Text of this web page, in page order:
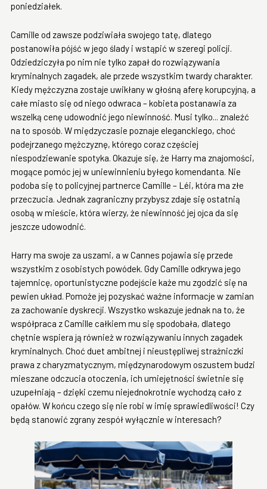
poniedziałek.
Camille od zawsze podziwiała swojego tatę, dlatego
postanowiła pójść w jego ślady i wstąpić w szeregi policji.
Odziedziczyła po nim nie tylko zapał do rozwiązywania
kryminalnych zagadek, ale przede wszystkim twardy charakter.
Kiedy mężczyzna zostaje uwikłany w głośną aferę korupcyjną, a
całe miasto się od niego odwraca – kobieta postanawia za
wszelką cenę udowodnić jego niewinność. Musi tylko... znaleźć
na to sposób. W międzyczasie poznaje eleganckiego, choć
podejrzanego mężczyznę, którego coraz częściej
niespodziewanie spotyka. Okazuje się, że Harry ma znajomości,
mogące pomóc jej w uniewinnieniu byłego komendanta. Nie
podoba się to policyjnej partnerce Camille – Léi, która ma złe
przeczucia. Jednak zagraniczny przybysz zdaje się ostatnią
osobą w mieście, która wierzy, że niewinność jej ojca da się
jeszcze udowodnić.
Harry ma swoje za uszami, a w Cannes pojawia się przede
wszystkim z osobistych powódek. Gdy Camille odkrywa jego
tajemnicę, oportunistyczne podejście każe mu zgodzić się na
pewien układ. Pomoże jej pozyskać ważne informacje w zamian
za zachowanie dyskrecji. Wszystko wskazuje jednak na to, że
współpraca z Camille całkiem mu się spodobała, dlatego
chętnie wspiera ją również w rozwiązywaniu innych zagadek
kryminalnych. Choć duet ambitnej i nieustępliwej strażniczki
prawa z charyzmatycznym, międzynarodowym oszustem budzi
mieszane odczucia otoczenia, ich umiejętności świetnie się
uzupełniają – dzięki czemu niejednokrotnie wychodzą cało z
opałów. W końcu czego się nie robi w imię sprawiedliwości! Czy
będą stanowić zgrany zespół wyłącznie w interesach?